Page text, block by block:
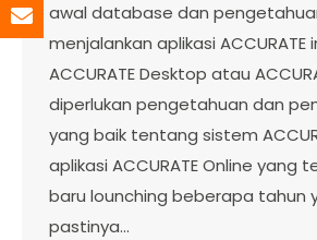
awal database dan
menjalankan aplikasi ACCURATE
ACCURATE Desktop atau
diperlukan pengetahuan dan
yang baik tentang sistem
aplikasi ACCURATE Online yang
baru lounching beberapa tahun
pastinya…